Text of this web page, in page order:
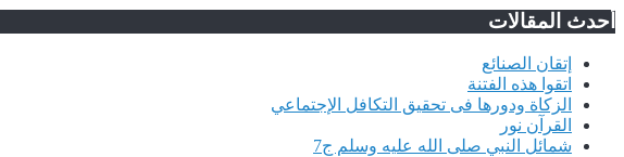
أحدث المقالات
إتقان الصنائع
اتقوا هذه الفتنة
الزكاة ودورها فى تحقيق التكافل الإجتماعي
القرآن نور
شمائل النبي صلى الله عليه وسلم ج7